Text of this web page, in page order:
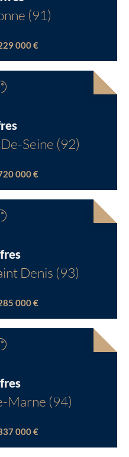
(91)
000 €
Seine (92)
000 €
Denis (93)
000 €
Marne (94)
000 €